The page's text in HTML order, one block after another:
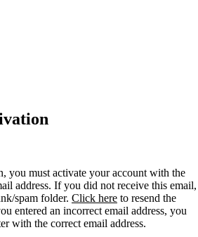
you must activate your account with the
address. If you did not receive this email,
spam folder. Click here to resend the
entered an incorrect email address, you
with the correct email address.